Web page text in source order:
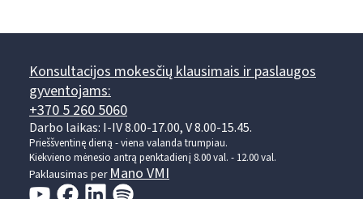
Konsultacijos mokesčių klausimais ir paslaugos
gyventojams:
+370 5 260 5060
Darbo laikas: I-IV 8.00-17.00, V 8.00-15.45.
Prieššventinę dieną - viena valanda trumpiau.
Kiekvieno mėnesio antrą penktadienį 8.00 val. - 12.00 val.
Paklausimas per Mano VMI